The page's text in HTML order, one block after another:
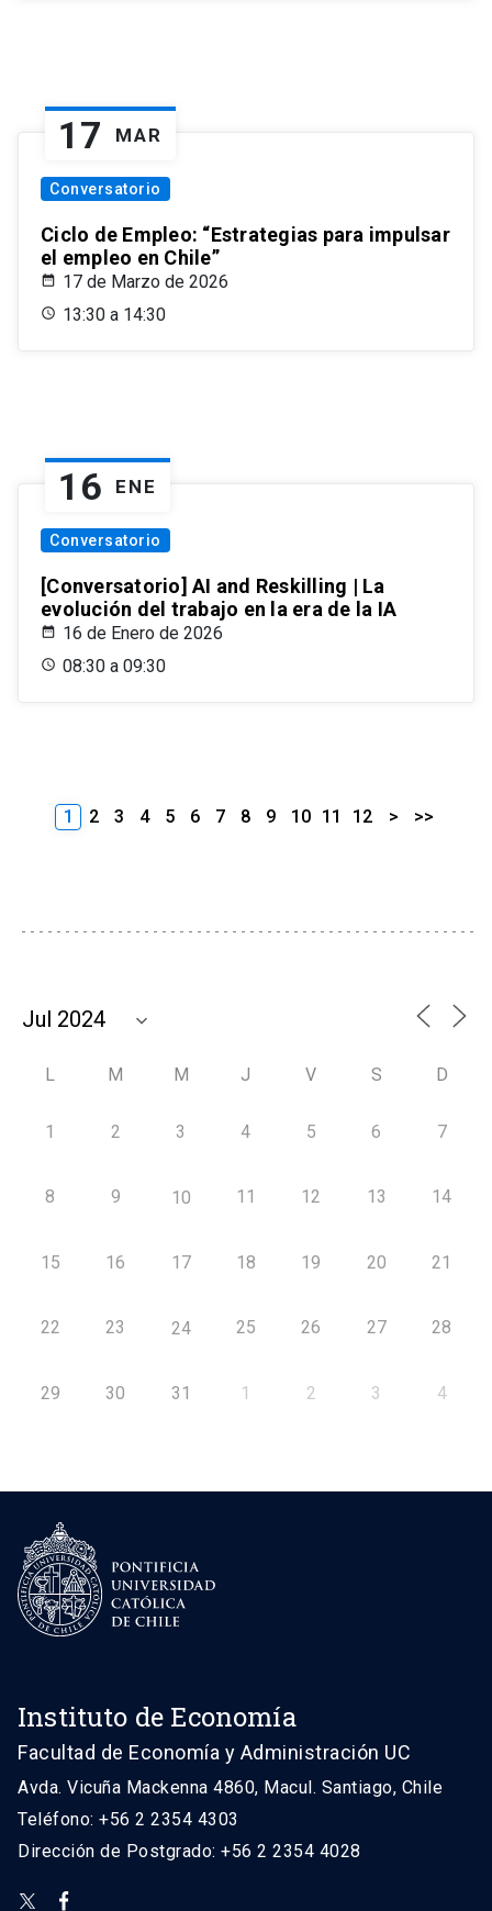
17 MAR
Conversatorio
Ciclo de Empleo: “Estrategias para impulsar
el empleo en Chile”
17 de Marzo de 2026
13:30 a 14:30
16 ENE
Conversatorio
[Conversatorio] AI and Reskilling | La
evolución del trabajo en la era de la IA
16 de Enero de 2026
08:30 a 09:30
1 2 3 4 5 6 7 8 9 10 11 12 > >>
L M M J V S D
1 2 3 4 5 6 7
8 9 10 11 12 13 14
15 16 17 18 19 20 21
22 23 24 25 26 27 28
29 30 31 1 2 3 4
Instituto de Economía
Facultad de Economía y Administración UC
Avda. Vicuña Mackenna 4860, Macul. Santiago, Chile
Teléfono: +56 2 2354 4303
Dirección de Postgrado: +56 2 2354 4028